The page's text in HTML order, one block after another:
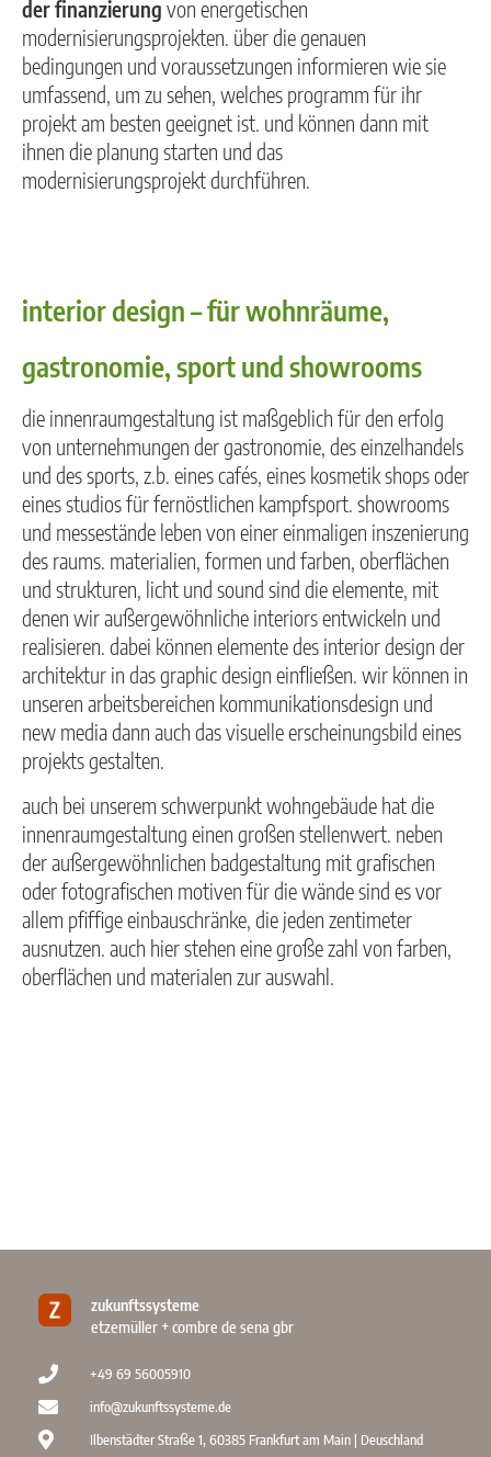
der finanzierung von energetischen
modernisierungsprojekten. über die genauen
bedingungen und voraussetzungen informieren wie sie
umfassend, um zu sehen, welches programm für ihr
projekt am besten geeignet ist. und können dann mit
ihnen die planung starten und das
modernisierungsprojekt durchführen.
interior design – für wohnräume,
gastronomie, sport und showrooms
die innenraumgestaltung ist maßgeblich für den erfolg
von unternehmungen der gastronomie, des einzelhandels
und des sports, z.b. eines cafés, eines kosmetik shops oder
eines studios für fernöstlichen kampfsport. showrooms
und messestände leben von einer einmaligen inszenierung
des raums. materialien, formen und farben, oberflächen
und strukturen, licht und sound sind die elemente, mit
denen wir außergewöhnliche interiors entwickeln und
realisieren. dabei können elemente des interior design der
architektur in das graphic design einfließen. wir können in
unseren arbeitsbereichen kommunikationsdesign und
new media dann auch das visuelle erscheinungsbild eines
projekts gestalten.
auch bei unserem schwerpunkt wohngebäude hat die
innenraumgestaltung einen großen stellenwert. neben
der außergewöhnlichen badgestaltung mit grafischen
oder fotografischen motiven für die wände sind es vor
allem pfiffige einbauschränke, die jeden zentimeter
ausnutzen. auch hier stehen eine große zahl von farben,
oberflächen und materialen zur auswahl.
zukunftssysteme
etzemüller + combre de sena gbr
+49 69 56005910
info@zukunftssysteme.de
Ilbenstädter Straße 1, 60385 Frankfurt am Main | Deuschland